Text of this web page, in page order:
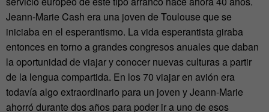
Jeann-Marie Cash era una joven de Toulouse que se
iniciaba en el esperantismo. La vida esperantista giraba
entonces en torno a grandes congresos anuales que daban
la oportunidad de viajar y conocer nuevas culturas a partir
de la lengua compartida. En los 70 viajar en avión era
todavía algo extraordinario para un joven y Jeann-Marie
ahorró durante dos años para poder ir a uno de esos